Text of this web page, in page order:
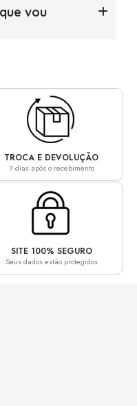
vou
TROCA E DEVOLUÇÃO
7 dias após o recebimento
SITE 100% SEGURO
Seus dados estão protegidos